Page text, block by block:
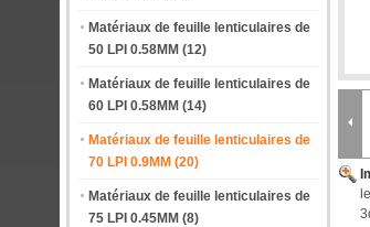
Matériaux de feuille lenticulaires de
50 LPI 0.58MM (12)
Matériaux de feuille lenticulaires de
60 LPI 0.58MM (14)
Matériaux de feuille lenticulaires de
70 LPI 0.9MM (20)
Matériaux de feuille lenticulaires de
75 LPI 0.45MM (8)